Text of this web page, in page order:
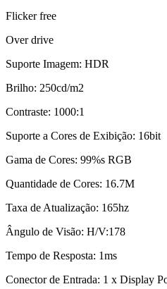
Flicker free
Over drive
Suporte Imagem: HDR
Brilho: 250cd/m2
Contraste: 1000:1
Suporte a Cores de Exibição: 16bit
Gama de Cores: 99%s RGB
Quantidade de Cores: 16.7M
Taxa de Atualização: 165hz
Ângulo de Visão: H/V:178
Tempo de Resposta: 1ms
Conector de Entrada: 1 x Display